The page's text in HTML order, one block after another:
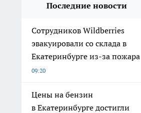
Последние новости
Сотрудников Wildberries
эвакуировали со склада в
Екатеринбурге из-за пожара
09:20
Цены на бензин
в Екатеринбурге достигли